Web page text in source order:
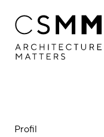
Profil